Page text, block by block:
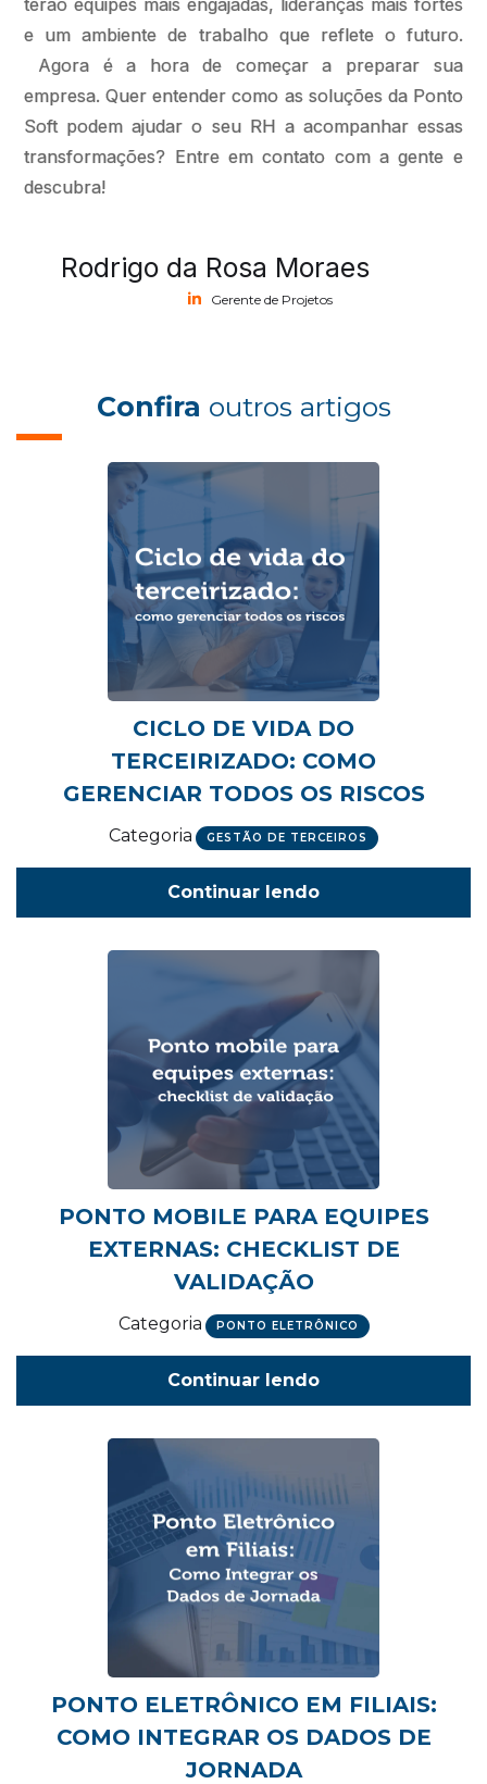
terão equipes mais engajadas, lideranças mais fortes
e um ambiente de trabalho que reflete o futuro.
Agora é a hora de começar a preparar sua
empresa. Quer entender como as soluções da Ponto
Soft podem ajudar o seu RH a acompanhar essas
transformações? Entre em contato com a gente e
descubra!
Rodrigo da Rosa Moraes
Gerente de Projetos
Confira outros artigos
CICLO DE VIDA DO
TERCEIRIZADO: COMO
GERENCIAR TODOS OS RISCOS
Categoria GESTÃO DE TERCEIROS
Continuar lendo
PONTO MOBILE PARA EQUIPES
EXTERNAS: CHECKLIST DE
VALIDAÇÃO
Categoria PONTO ELETRÔNICO
Continuar lendo
PONTO ELETRÔNICO EM FILIAIS:
COMO INTEGRAR OS DADOS DE
JORNADA